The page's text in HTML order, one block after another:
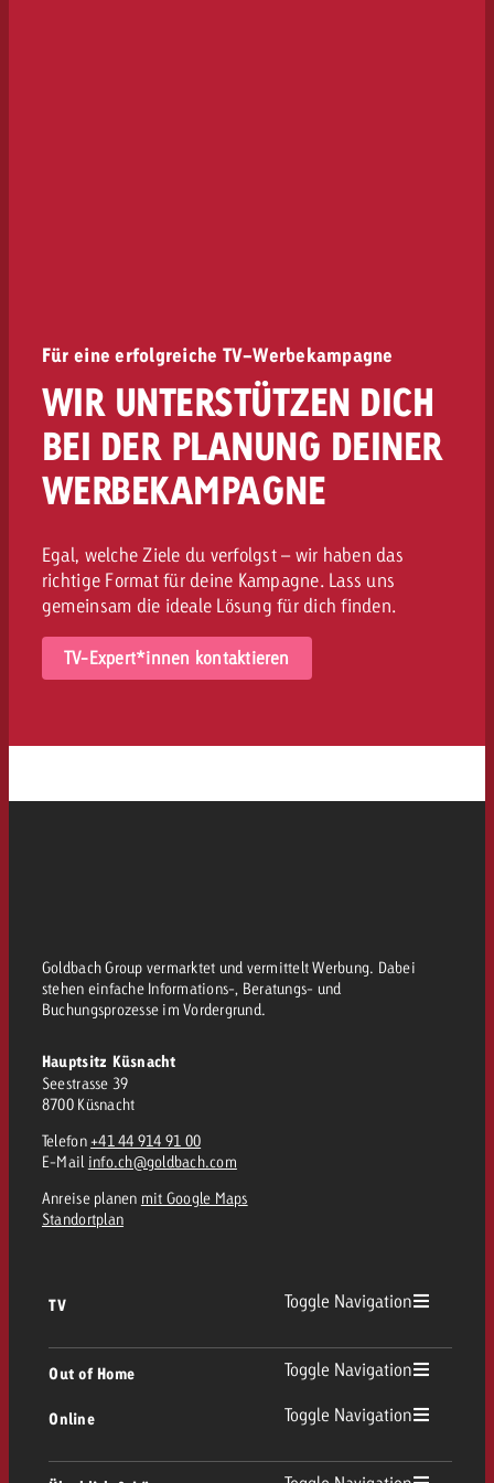
Für eine erfolgreiche TV-Werbekampagne
WIR UNTERSTÜTZEN DICH
BEI DER PLANUNG DEINER
WERBEKAMPAGNE
Egal, welche Ziele du verfolgst – wir haben das
richtige Format für deine Kampagne. Lass uns
gemeinsam die ideale Lösung für dich finden.
TV-Expert*innen kontaktieren
Goldbach Group vermarktet und vermittelt Werbung. Dabei
stehen einfache Informations-, Beratungs- und
Buchungsprozesse im Vordergrund.
Hauptsitz Küsnacht
Seestrasse 39
8700 Küsnacht
Telefon +41 44 914 91 00
E-Mail info.ch@goldbach.com
Anreise planen mit Google Maps
Standortplan
TV Toggle Navigation
Out of Home Toggle Navigation
Out of Home Übersicht
Online Toggle Navigation